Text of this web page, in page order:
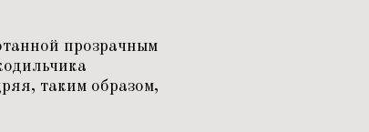
прозрачным
таким образом,